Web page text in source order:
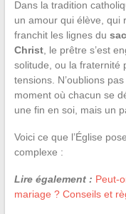
Dans la tradition
un amour qui élève, qui
franchit les lignes du
Christ, le prêtre s’est
solitude, ou la fraternité
tensions. N’oublions
moment où chacun se
une fin en soi, mais un
Voici ce que l’Église
complexe :
Lire également : Peut-
mariage ? Conseils et